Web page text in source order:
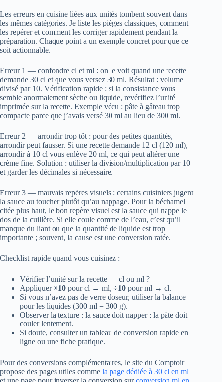
Les erreurs en cuisine liées aux unités tombent souvent dans
les mêmes catégories. Je liste les pièges classiques, comment
les repérer et comment les corriger rapidement pendant la
préparation. Chaque point a un exemple concret pour que ce
soit actionnable.
Erreur 1 — confondre cl et ml : on le voit quand une recette
demande 30 cl et que vous versez 30 ml. Résultat : volume
divisé par 10. Vérification rapide : si la consistance vous
semble anormalement sèche ou liquide, revérifiez l’unité
imprimée sur la recette. Exemple vécu : pâte à gâteau trop
compacte parce que j’avais versé 30 ml au lieu de 300 ml.
Erreur 2 — arrondir trop tôt : pour des petites quantités,
arrondir peut fausser. Si une recette demande 12 cl (120 ml),
arrondir à 10 cl vous enlève 20 ml, ce qui peut altérer une
crème fine. Solution : utiliser la division/multiplication par 10
et garder les décimales si nécessaire.
Erreur 3 — mauvais repères visuels : certains cuisiniers jugent
la sauce au toucher plutôt qu’au nappage. Pour la béchamel
citée plus haut, le bon repère visuel est la sauce qui nappe le
dos de la cuillère. Si elle coule comme de l’eau, c’est qu’il
manque du liant ou que la quantité de liquide est trop
importante ; souvent, la cause est une conversion ratée.
Checklist rapide quand vous cuisinez :
Vérifier l’unité sur la recette — cl ou ml ?
Appliquer ×10 pour cl → ml, ÷10 pour ml → cl.
Si vous n’avez pas de verre doseur, utiliser la balance
pour les liquides (300 ml = 300 g).
Observer la texture : la sauce doit napper ; la pâte doit
couler lentement.
Si doute, consulter un tableau de conversion rapide en
ligne ou une fiche pratique.
Pour des conversions complémentaires, le site du Comptoir
propose des pages utiles comme la page dédiée à 30 cl en ml
et une page pour inverser la conversion surconversion ml en